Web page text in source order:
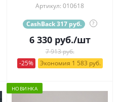
Артикул: 010618
CashBack 317 руб. ?
6 330руб./шт
7 913 руб.
-25%
Экономия 1 583 руб.
НОВИНКА